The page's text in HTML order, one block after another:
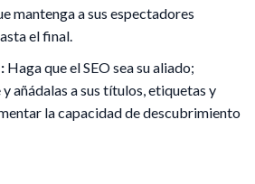
mantenga a sus espectadores
el final.
Haga que el SEO sea su aliado;
añádalas a sus títulos, etiquetas y
la capacidad de descubrimiento